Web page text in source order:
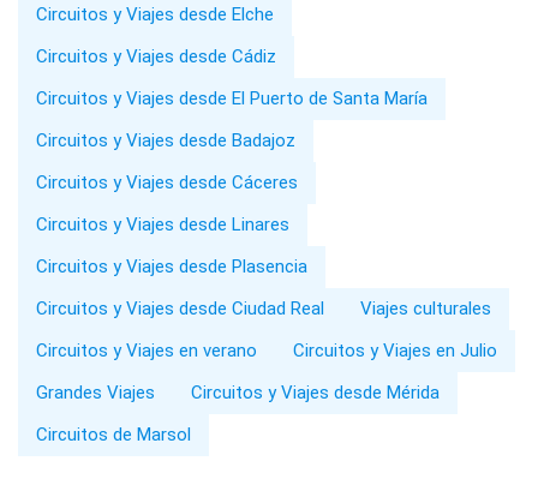
Circuitos y Viajes desde Elche
Circuitos y Viajes desde Cádiz
Circuitos y Viajes desde El Puerto de Santa María
Circuitos y Viajes desde Badajoz
Circuitos y Viajes desde Cáceres
Circuitos y Viajes desde Linares
Circuitos y Viajes desde Plasencia
Circuitos y Viajes desde Ciudad Real
Viajes culturales
Circuitos y Viajes en verano
Circuitos y Viajes en Julio
Grandes Viajes
Circuitos y Viajes desde Mérida
Circuitos de Marsol